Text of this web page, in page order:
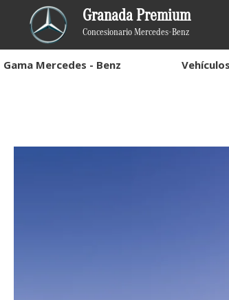
Granada Premium
Concesionario Mercedes-Benz
Gama Mercedes - Benz